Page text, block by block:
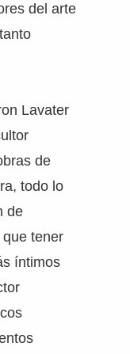
del arte
Lavater
de
todo lo
de
tener
íntimos